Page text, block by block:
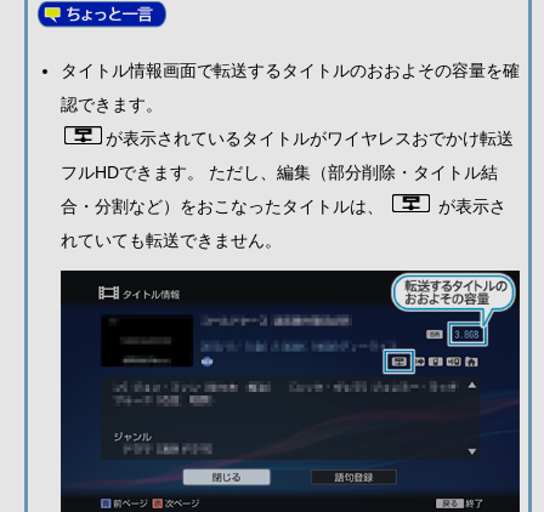
タイトル情報画面で転送するタイトルのおおよその容量を確
認できます。
が表示されているタイトルがワイヤレスおでかけ転送
フルHDできます。 ただし、編集（部分削除・タイトル結
合・分割など）をおこなったタイトルは、
が表示さ
れていても転送できません。